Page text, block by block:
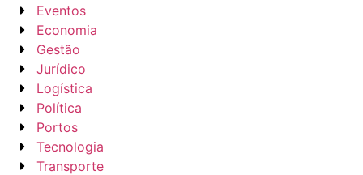
Eventos
Economia
Gestão
Jurídico
Logística
Política
Portos
Tecnologia
Transporte